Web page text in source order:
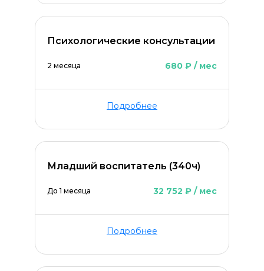
Психологические консультации
2 месяца 680 ₽ / мес
Подробнее
Младший воспитатель (340ч)
До 1 месяца 32 752 ₽ / мес
Подробнее